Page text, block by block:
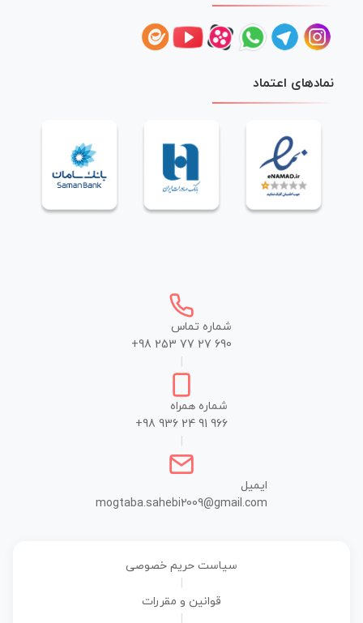
نمادهای اعتماد
شماره تماس
+98 253 77 27 690
شماره همراه
+98 936 24 91 966
ایمیل
mogtaba.sahebi2009@gmail.com
سیاست حریم خصوصی
قوانین و مقررات